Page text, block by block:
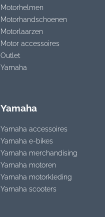
Motorhelmen
Motorhandschoenen
Motorlaarzen
Motor accessoires
Outlet
Yamaha
Yamaha
Yamaha accessoires
Yamaha e-bikes
Yamaha merchandising
Yamaha motoren
Yamaha motorkleding
Yamaha scooters